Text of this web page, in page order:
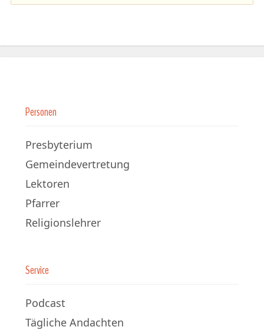
Personen
Presbyterium
Gemeindevertretung
Lektoren
Pfarrer
Religionslehrer
Service
Podcast
Tägliche Andachten